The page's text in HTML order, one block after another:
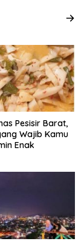
Pesisir Barat,
Wajib Kamu
Enak